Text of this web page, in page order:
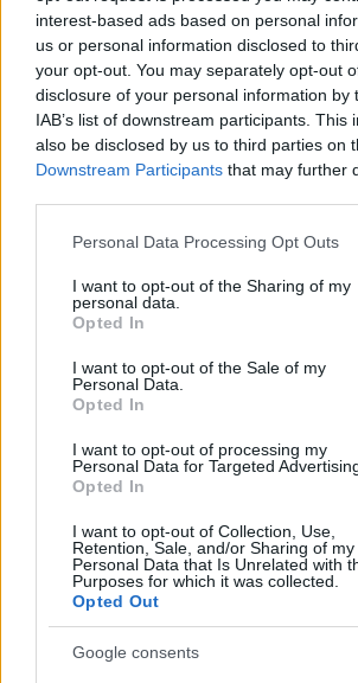
interest-based ads based on personal
us or personal information disclosed to
your opt-out. You may separately opt-out
disclosure of your personal information by
IAB’s list of downstream participants. This
also be disclosed by us to third parties on
Downstream Participants that may further
Please note that this website/app uses
not limited to your visit or usage behaviour.
grant or deny consent to Google and its
use your data for below specified
consent section.
Personal Data Processing Opt Outs
I want to opt-out of the Sharing of my
personal data.
Opted In
I want to opt-out of the Sale of my
Personal Data.
Opted In
I want to opt-out of processing my
Personal Data for Targeted
Opted In
I want to opt-out of Collection, Use,
Retention, Sale, and/or Sharing of my
Personal Data that Is Unrelated with
Purposes for which it was collected.
Opted Out
Google consents
Διαβάστε περισσότερα
Η
της